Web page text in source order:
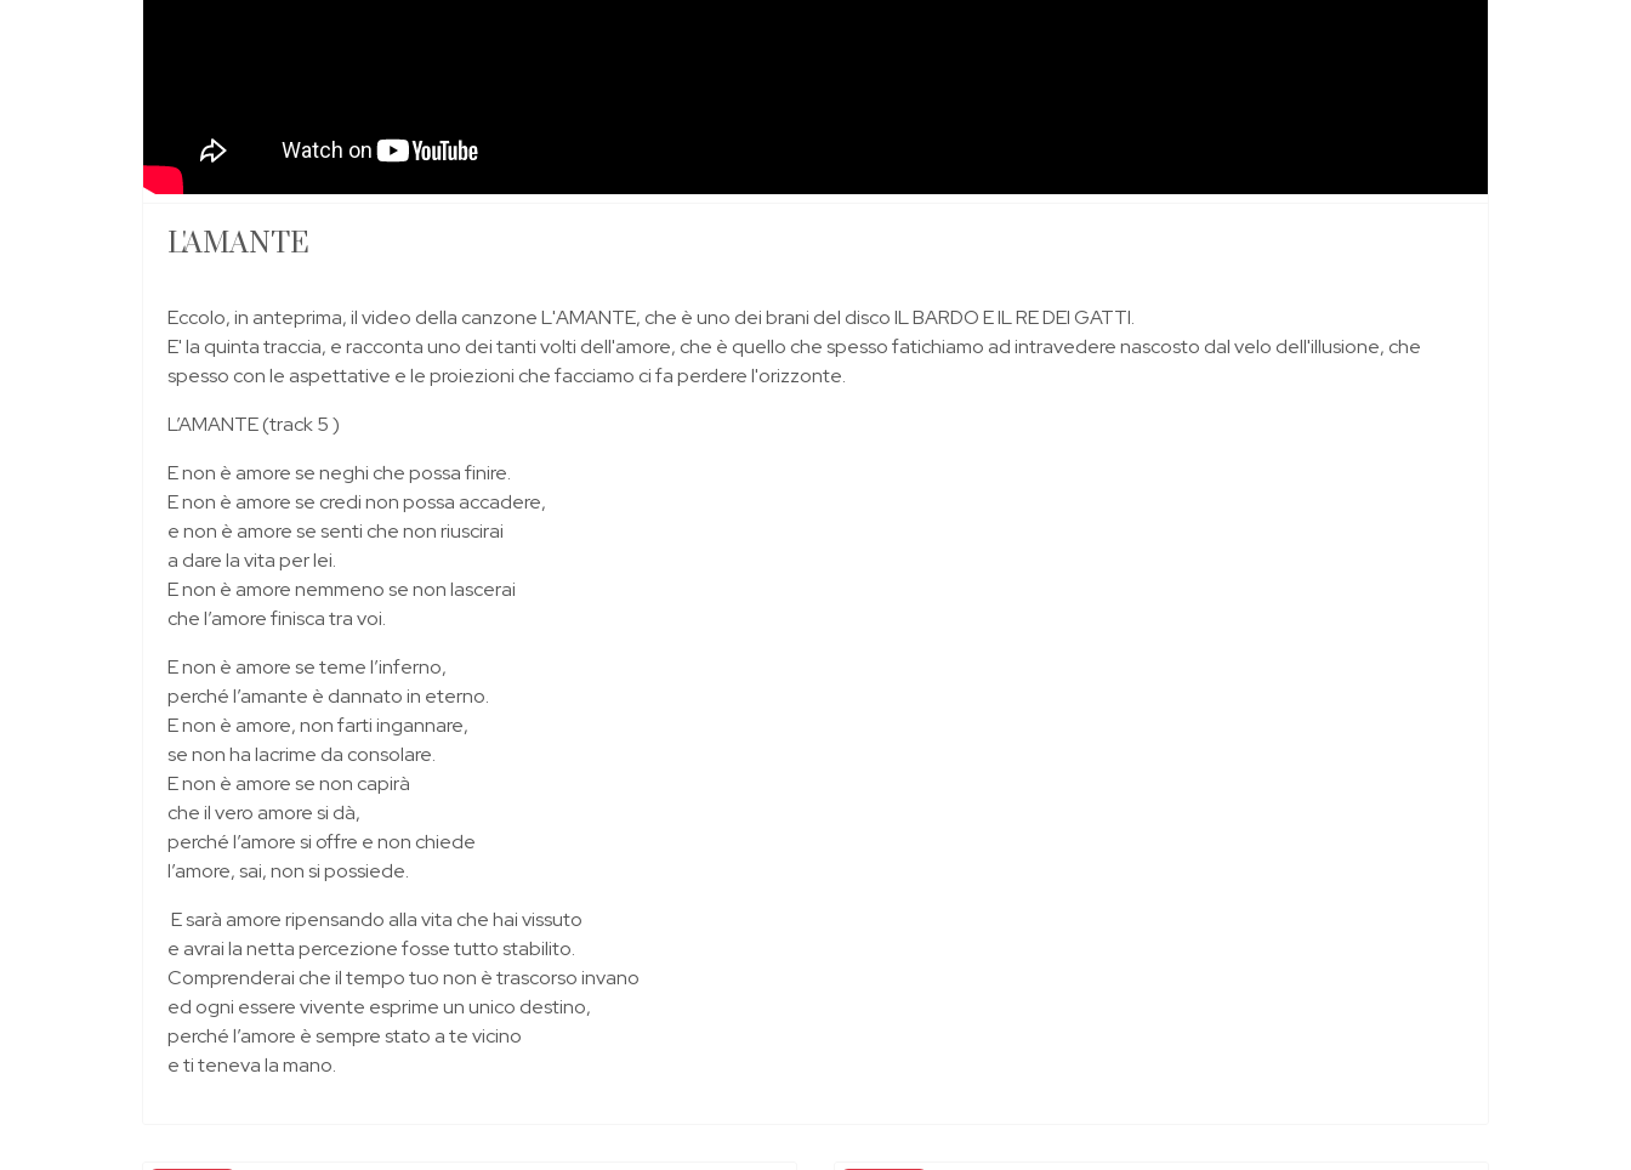
L'AMANTE
Eccolo, in anteprima, il video della canzone L'AMANTE, che è uno dei brani del disco IL BARDO E IL RE DEI GATTI.
E' la quinta traccia, e racconta uno dei tanti volti dell'amore, che è quello che spesso fatichiamo ad intravedere nascosto dal velo dell'illusione, che
spesso con le aspettative e le proiezioni che facciamo ci fa perdere l'orizzonte.
L’AMANTE (track 5 )
E non è amore se neghi che possa finire.
E non è amore se credi non possa accadere,
e non è amore se senti che non riuscirai
a dare la vita per lei.
E non è amore nemmeno se non lascerai
che l’amore finisca tra voi.
E non è amore se teme l’inferno,
perché l’amante è dannato in eterno.
E non è amore, non farti ingannare,
se non ha lacrime da consolare.
E non è amore se non capirà
che il vero amore si dà,
perché l’amore si offre e non chiede
l’amore, sai, non si possiede.
E sarà amore ripensando alla vita che hai vissuto
e avrai la netta percezione fosse tutto stabilito.
Comprenderai che il tempo tuo non è trascorso invano
ed ogni essere vivente esprime un unico destino,
perché l’amore è sempre stato a te vicino
e ti teneva la mano.